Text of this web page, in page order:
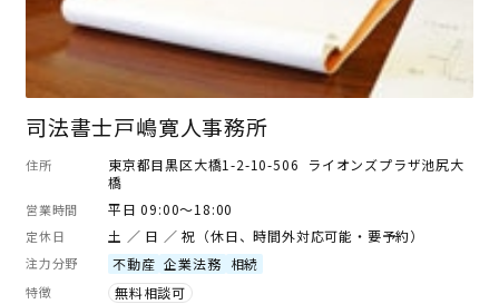
司法書士戸嶋寛人事務所
住所
東京都目黒区大橋1-2-10-506 ライオンズプラザ池尻大
橋
営業時間 平日 09:00～18:00
定休日 土 ／ 日 ／ 祝（休日、時間外対応可能・要予約）
注力分野 不動産 企業法務 相続
特徴 無料相談可